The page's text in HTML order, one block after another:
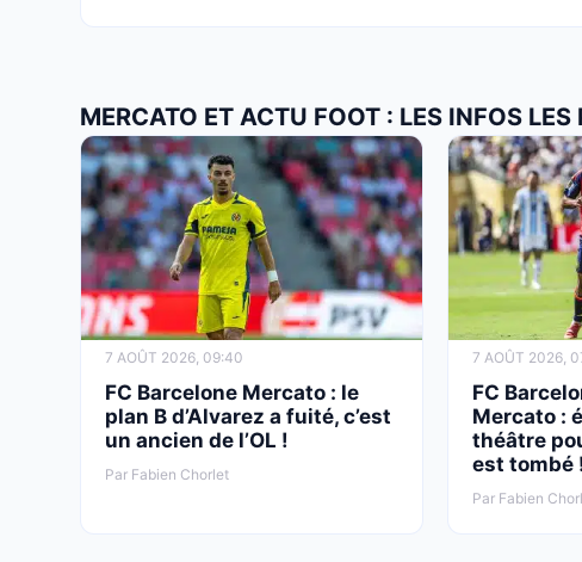
MERCATO ET ACTU FOOT : LES INFOS
7 AOÛT 2026, 09:40
FC Barcelone Mercato : le
plan B d’Alvarez a fuité, c’est
un ancien de l’OL !
Par Fabien Chorlet
7 AOÛT 2026,
FC
Mercato :
théâtre
est tombé !
Par Fabien